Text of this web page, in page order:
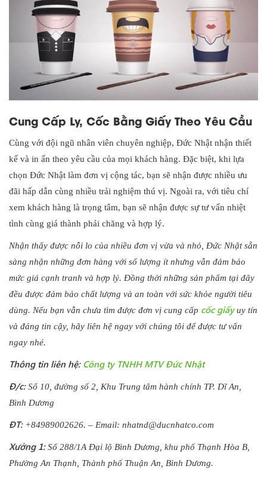
Cung Cấp Ly, Cốc Bằng Giấy Theo Yêu Cầu
Cùng với đội ngũ nhân viên chuyên nghiệp, Đức Nhật nhận thiết
kế và in ấn theo yêu cầu của mọi khách hàng. Đặc biệt, khi lựa
chọn Đức Nhật làm đơn vị cộng tác, bạn sẽ nhận được nhiều ưu
đãi hấp dẫn cùng nhiều trải nghiệm thú vị. Ngoài ra, với tiêu chí
xem khách hàng là trọng tâm, bạn sẽ nhận được sự tư vấn nhiệt
tình cùng giá thành phải chăng và hợp lý.
Nhận thấy được nỗi lo của nhiều đơn vị vừa và nhỏ, Đức Nhật sẵn
sàng nhận những đơn hàng với số lượng ít nhưng vẫn đảm bảo
mức giá cạnh tranh và hợp lý. Đồng thời những sản phẩm tại đây
đều được đảm bảo chất lượng và an toàn với sức khỏe người tiêu
dùng. Nếu bạn vẫn chưa tìm được đơn vị cung cấp cốc giấyuy tín
và đáng tin cậy, hãy liên hệ ngay với chúng tôi để được tư vấn
ngay nhé.
Thông tin liên hệ: Công ty TNHH MTV Đức Nhật
Đ/c:Số 10, đường số 2, Khu Trung tâm hành chính TP. Dĩ An,
Bình Dương
ĐT: +84989002626. – Email: nhatnd@ducnhatco.com
Xưởng 1:Số 288/1A Đại lộ Bình Dương, khu phố Thạnh Hòa B,
Phường An Thạnh, Thành phố Thuận An, Bình Dương.